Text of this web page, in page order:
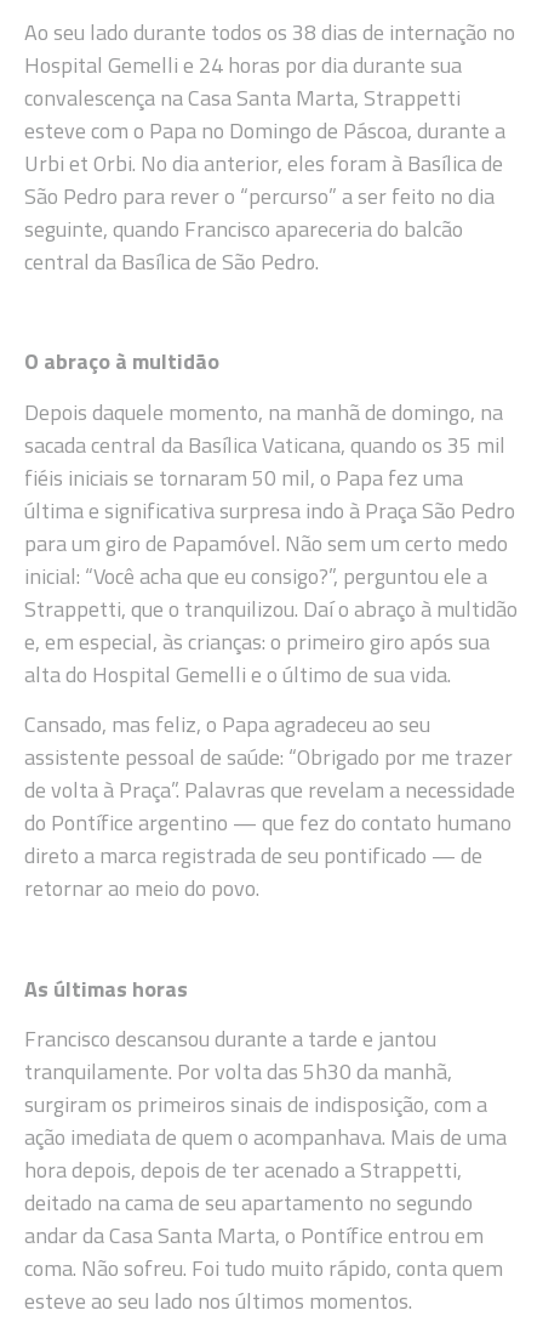
Ao seu lado durante todos os 38 dias de internação no
Hospital Gemelli e 24 horas por dia durante sua
convalescença na Casa Santa Marta, Strappetti
esteve com o Papa no Domingo de Páscoa, durante a
Urbi et Orbi. No dia anterior, eles foram à Basílica de
São Pedro para rever o “percurso” a ser feito no dia
seguinte, quando Francisco apareceria do balcão
central da Basílica de São Pedro.
O abraço à multidão
Depois daquele momento, na manhã de domingo, na
sacada central da Basílica Vaticana, quando os 35 mil
fiéis iniciais se tornaram 50 mil, o Papa fez uma
última e significativa surpresa indo à Praça São Pedro
para um giro de Papamóvel. Não sem um certo medo
inicial: “Você acha que eu consigo?”, perguntou ele a
Strappetti, que o tranquilizou. Daí o abraço à multidão
e, em especial, às crianças: o primeiro giro após sua
alta do Hospital Gemelli e o último de sua vida.
Cansado, mas feliz, o Papa agradeceu ao seu
assistente pessoal de saúde: “Obrigado por me trazer
de volta à Praça”. Palavras que revelam a necessidade
do Pontífice argentino — que fez do contato humano
direto a marca registrada de seu pontificado — de
retornar ao meio do povo.
As últimas horas
Francisco descansou durante a tarde e jantou
tranquilamente. Por volta das 5h30 da manhã,
surgiram os primeiros sinais de indisposição, com a
ação imediata de quem o acompanhava. Mais de uma
hora depois, depois de ter acenado a Strappetti,
deitado na cama de seu apartamento no segundo
andar da Casa Santa Marta, o Pontífice entrou em
coma. Não sofreu. Foi tudo muito rápido, conta quem
esteve ao seu lado nos últimos momentos.